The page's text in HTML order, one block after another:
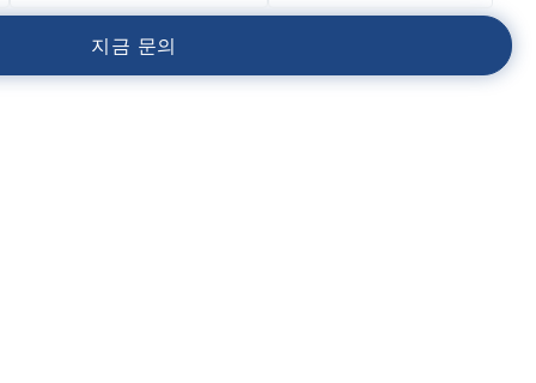
지금 문의